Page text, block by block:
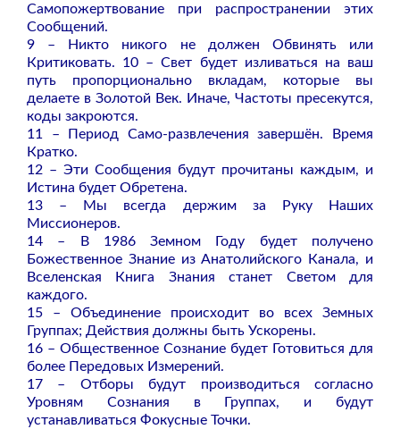
Самопожертвование при распространении этих
Сообщений.
9 – Никто никого не должен Обвинять или
Критиковать. 10 – Свет будет изливаться на ваш
путь пропорционально вкладам, которые вы
делаете в Золотой Век. Иначе, Частоты пресекутся,
коды закроются.
11 – Период Само-развлечения завершён. Время
Кратко.
12 – Эти Сообщения будут прочитаны каждым, и
Истина будет Обретена.
13 – Мы всегда держим за Руку Наших
Миссионеров.
14 – В 1986 Земном Году будет получено
Божественное Знание из Анатолийского Канала, и
Вселенская Книга Знания станет Светом для
каждого.
15 – Объединение происходит во всех Земных
Группах; Действия должны быть Ускорены.
16 – Общественное Сознание будет Готовиться для
более Передовых Измерений.
17 – Отборы будут производиться согласно
Уровням Сознания в Группах, и будут
устанавливаться Фокусные Точки.